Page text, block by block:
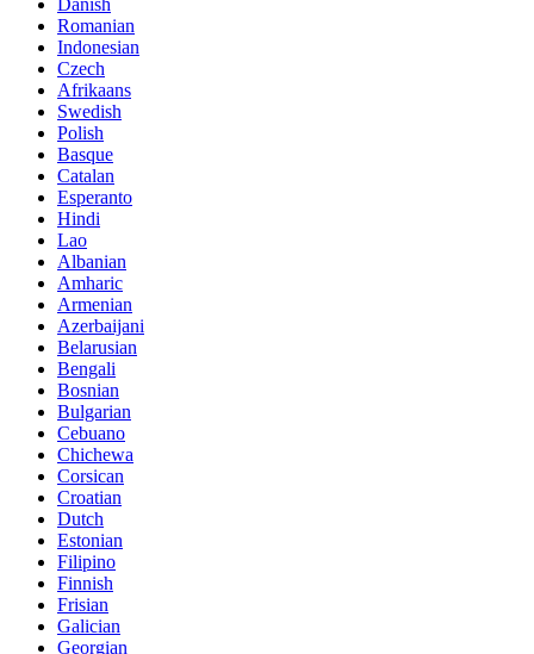
Danish
Romanian
Indonesian
Czech
Afrikaans
Swedish
Polish
Basque
Catalan
Esperanto
Hindi
Lao
Albanian
Amharic
Armenian
Azerbaijani
Belarusian
Bengali
Bosnian
Bulgarian
Cebuano
Chichewa
Corsican
Croatian
Dutch
Estonian
Filipino
Finnish
Frisian
Galician
Georgian